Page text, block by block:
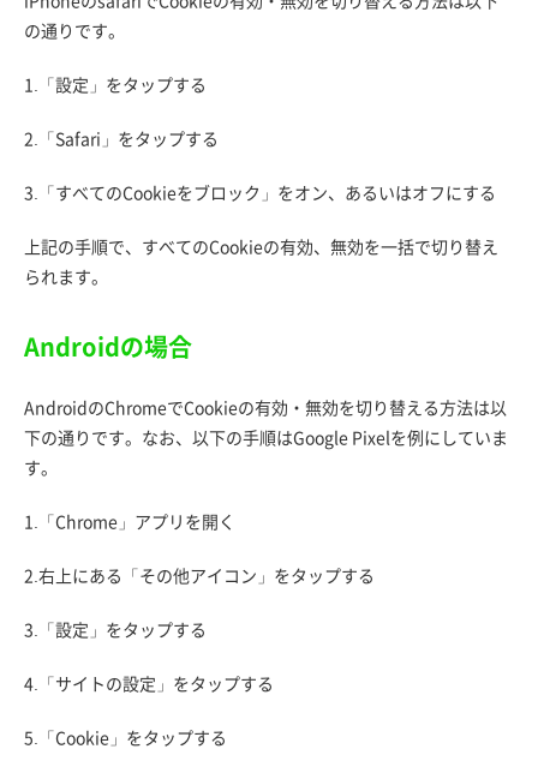
の通りです。
1.「設定」をタップする
2.「Safari」をタップする
3.「すべてのCookieをブロック」をオン、あるいはオフにする
上記の手順で、すべてのCookieの有効、無効を一括で切り替え
られます。
Androidの場合
AndroidのChromeでCookieの有効・無効を切り替える方法は以
下の通りです。なお、以下の手順はGoogle Pixelを例にしていま
す。
1.「Chrome」アプリを開く
2.右上にある「その他アイコン」をタップする
3.「設定」をタップする
4.「サイトの設定」をタップする
5.「Cookie」をタップする